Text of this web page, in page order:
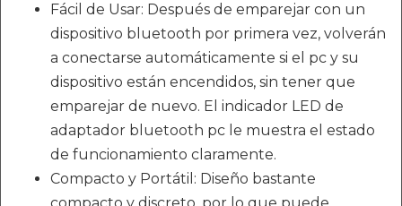
Fácil de Usar: Después de emparejar con un
dispositivo bluetooth por primera vez, volverán
a conectarse automáticamente si el pc y su
dispositivo están encendidos, sin tener que
emparejar de nuevo. El indicador LED de
adaptador bluetooth pc le muestra el estado
de funcionamiento claramente.
Compacto y Portátil: Diseño bastante